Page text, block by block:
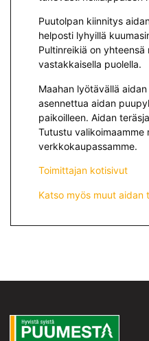
Puutolpan kiinnitys
helposti lyhyillä
Pultinreikiä on yhteensä
vastakkaisella puolella.
Maahan lyötävällä
asennettua aidan
paikoilleen. Aidan
Tutustu valikoimaamme
verkkokaupassamme.
Toimittajan kotisivut
Katso myös muut aidan